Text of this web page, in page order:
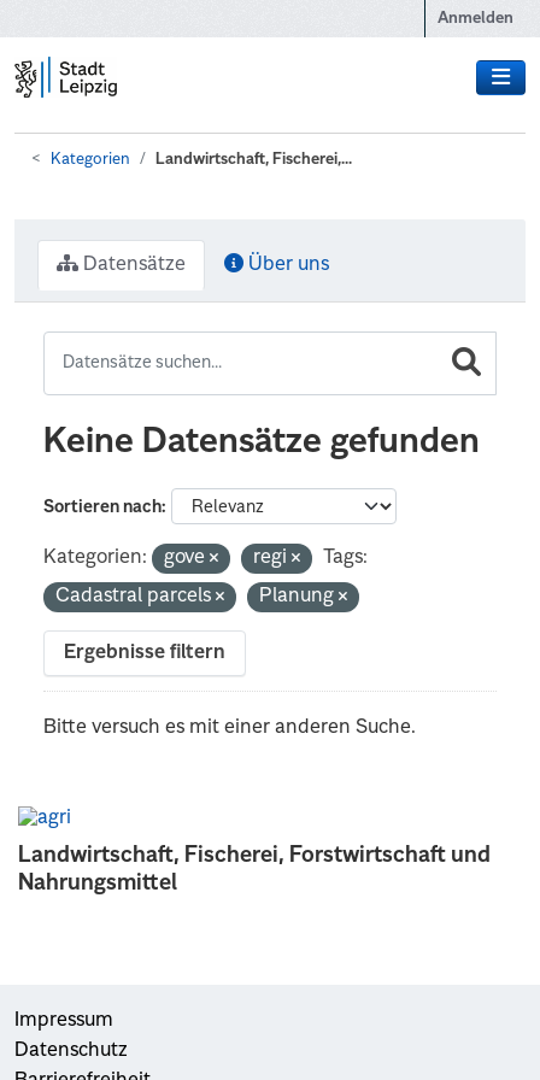
Anmelden
Kategorien Landwirtschaft, Fischerei,...
Landwirtschaft, Fischerei, Forstwirtschaft und
Nahrungsmittel
Datensätze Über uns
Keine Datensätze gefunden
Sortieren nach
Kategorien: gove regi
Tags:
Cadastral parcels
Planung
Ergebnisse filtern
Bitte versuch es mit einer anderen Suche.
Impressum
Datenschutz